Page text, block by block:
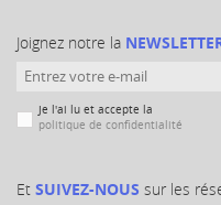
Joignez notre la
Je l'ai lu et accepte la
politique de confidentialité
Et SUIVEZ-NOUS sur les